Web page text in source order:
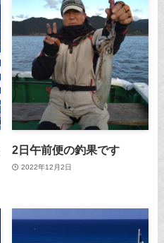
2日午前便の釣果です
2022年12月2日